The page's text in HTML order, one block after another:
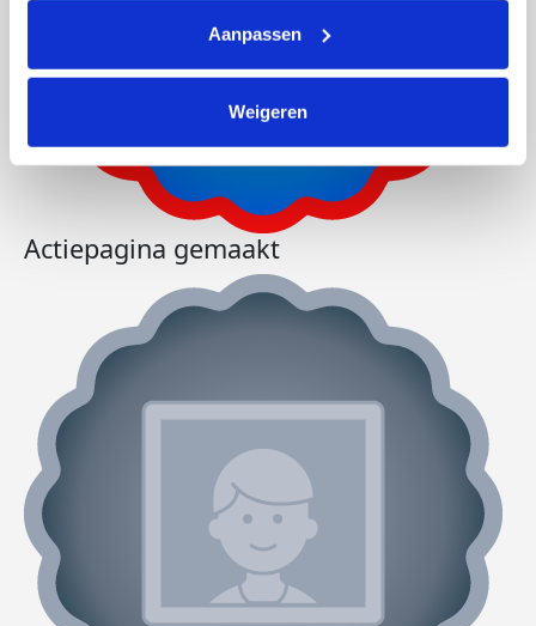
Aanpassen
Weigeren
Actiepagina gemaakt